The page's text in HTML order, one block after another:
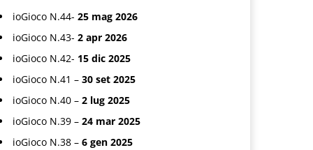
ioGioco N.44- 25 mag 2026
ioGioco N.43- 2 apr 2026
ioGioco N.42- 15 dic 2025
ioGioco N.41 – 30 set 2025
ioGioco N.40 – 2 lug 2025
ioGioco N.39 – 24 mar 2025
ioGioco N.38 – 6 gen 2025